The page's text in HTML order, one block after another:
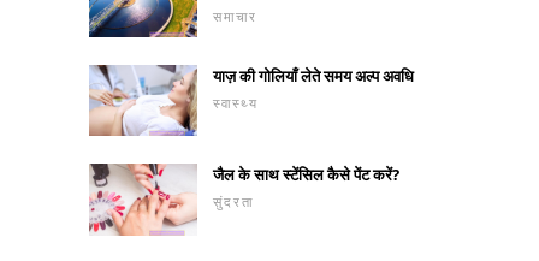
समाचार
याज़ की गोलियाँ लेते समय अल्प अवधि
स्वास्थ्य
जैल के साथ स्टेंसिल कैसे पेंट करें?
सुंदरता